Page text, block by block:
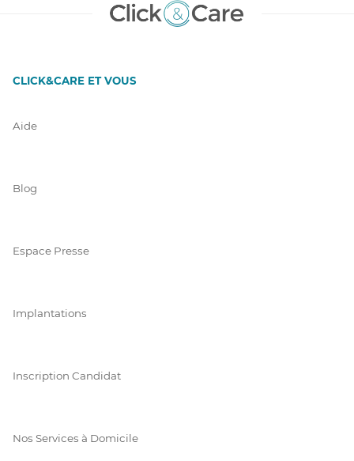
CLICK&CARE ET VOUS
Aide
Blog
Espace Presse
Implantations
Inscription Candidat
Nos Services à Domicile